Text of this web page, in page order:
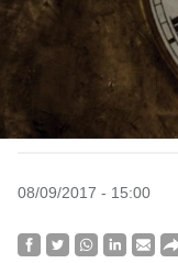
08/09/2017 - 15:00